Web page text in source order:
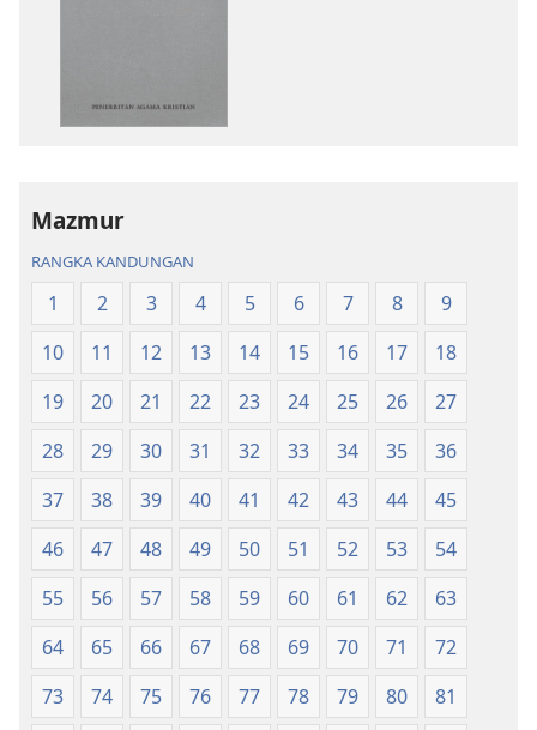
Mazmur
RANGKA KANDUNGAN
1 2 3 4 5 6 7 8
9
10
11 12 13 14 15 16 17
18
19
20 21 22 23 24 25 26
27
28
29 30 31 32 33 34 35
36
37
38 39 40 41 42 43 44
45
46
47 48 49 50 51 52 53
54
55
56 57 58 59 60 61 62
63
64
65 66 67 68 69 70 71
72
73
74 75 76 77 78 79 80
81